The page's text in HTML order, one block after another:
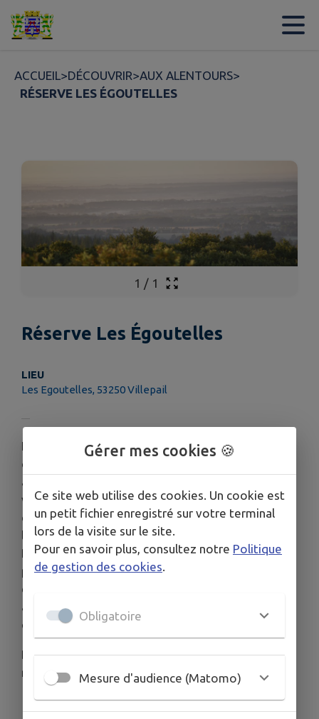
Contenu
ACCUEIL>DÉCOUVRIR>AUX ALENTOURS>
RÉSERVE LES ÉGOUTELLES
1 / 1
Réserve Les Égoutelles
LIEU
Les Egoutelles, 53250 Villepail
La Tourbière des Egoutelles constitue un site de
deux hectares dans une ancienne carrière de grès
armoricain. Plus d’une centaine d’espèces
végétales ont été recensées, parmi lesquelles des
carnivores originales telles que la Drosera,
le Rossolis à feuilles rondes ou la Grassette du
Portugal. Ce lieu unique fait l’objet de mesures de
protection strictes visant la préservation des
espèces floristiques et faunistiques. Un
aménagement sur « Nature » pilotis permet de
cheminer sur le site.
Des visites guidées sont proposées
régulièrement ou sur demande.
Gérer mes cookies 🍪
Ce site web utilise des cookies. Un cookie est
un petit fichier enregistré sur votre terminal
lors de la visite sur le site.
Pour en savoir plus, consultez notre Politique
de gestion des cookies.
Obligatoire
Mesure d'audience (Matomo)